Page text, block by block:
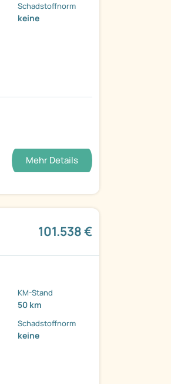
Schadstoffnorm
keine
Mehr Details
101.538 €
KM-Stand
50 km
Schadstoffnorm
keine